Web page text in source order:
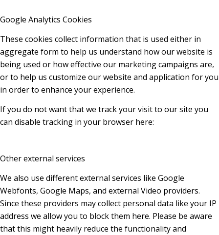
Google Analytics Cookies
These cookies collect information that is used either in
aggregate form to help us understand how our website is
being used or how effective our marketing campaigns are,
or to help us customize our website and application for you
in order to enhance your experience.
If you do not want that we track your visit to our site you
can disable tracking in your browser here:
Other external services
We also use different external services like Google
Webfonts, Google Maps, and external Video providers.
Since these providers may collect personal data like your IP
address we allow you to block them here. Please be aware
that this might heavily reduce the functionality and